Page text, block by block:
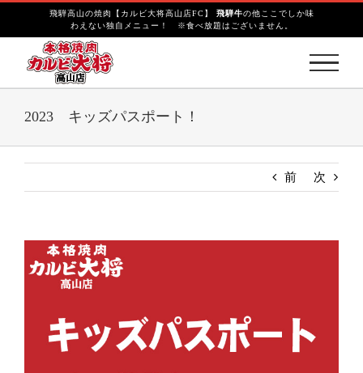
n
飛騨高山の焼肉【カルビ大将高山店FC】 飛騨牛の他ここでしか味
わえない独自メニュー！ ※食べ放題はございません。
2023 キッズパスポート！
前 次